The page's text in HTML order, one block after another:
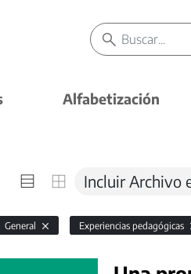
Alfabetización
Incluir Archivo
General Experiencias pedagógicas